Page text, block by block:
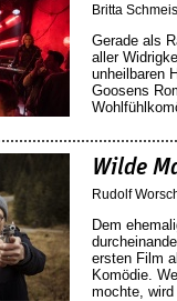
Britta Schmeis
Gerade als
aller
unheilbaren
Goosens
Wilde
Rudolf
Dem
ersten Film
Komödie.
mochte,